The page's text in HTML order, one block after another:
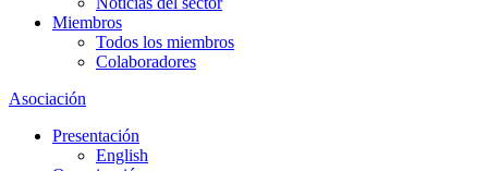
Miembros
Todos los miembros
Colaboradores
Asociación
Presentación
English